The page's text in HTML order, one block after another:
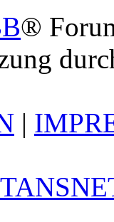
®
|